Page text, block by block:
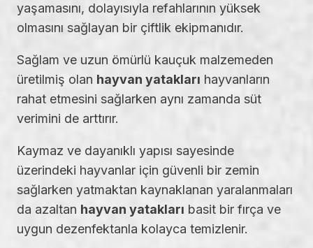
yaşamasını, dolayısıyla refahlarının yüksek
olmasını sağlayan bir çiftlik ekipmanıdır.
Sağlam ve uzun ömürlü kauçuk malzemeden
üretilmiş olan hayvan yatakları hayvanların
rahat etmesini sağlarken aynı zamanda süt
verimini de arttırır.
Kaymaz ve dayanıklı yapısı sayesinde
üzerindeki hayvanlar için güvenli bir zemin
sağlarken yatmaktan kaynaklanan yaralanmaları
da azaltan hayvan yatakları basit bir fırça ve
uygun dezenfektanla kolayca temizlenir.